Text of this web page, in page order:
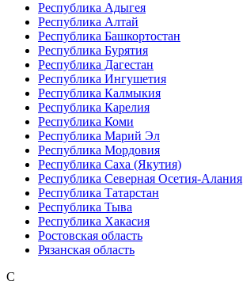
Республика Адыгея
Республика Алтай
Республика Башкортостан
Республика Бурятия
Республика Дагестан
Республика Ингушетия
Республика Калмыкия
Республика Карелия
Республика Коми
Республика Марий Эл
Республика Мордовия
Республика Саха (Якутия)
Республика Северная Осетия-Алания
Республика Татарстан
Республика Тыва
Республика Хакасия
Ростовская область
Рязанская область
С